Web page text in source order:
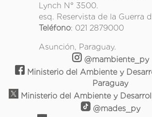
Lynch N° 3500.
esq. Reservista de la Guerra
Teléfono: 021 2879000
Asunción, Paraguay.
@mambiente_py
Ministerio del Ambiente y
Paraguay
Ministerio del Ambiente y
@mades_py